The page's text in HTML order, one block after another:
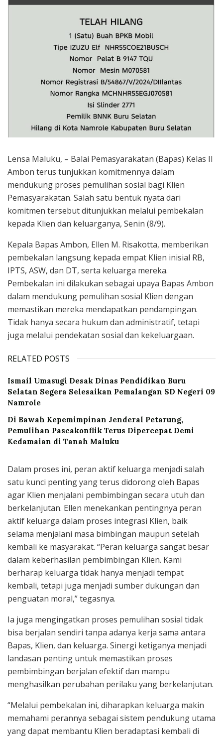
Lensa Maluku, – Balai Pemasyarakatan (Bapas) Kelas II
Ambon terus tunjukkan komitmennya dalam
mendukung proses pemulihan sosial bagi Klien
Pemasyarakatan. Salah satu bentuk nyata dari
komitmen tersebut ditunjukkan melalui pembekalan
kepada Klien dan keluarganya, Senin (8/9).
Kepala Bapas Ambon, Ellen M. Risakotta, memberikan
pembekalan langsung kepada empat Klien inisial RB,
IPTS, ASW, dan DT, serta keluarga mereka.
Pembekalan ini dilakukan sebagai upaya Bapas Ambon
dalam mendukung pemulihan sosial Klien dengan
memastikan mereka mendapatkan pendampingan.
Tidak hanya secara hukum dan administratif, tetapi
juga melalui pendekatan sosial dan kekeluargaan.
RELATED POSTS
Ismail Umasugi Desak Dinas Pendidikan Buru
Selatan Segera Selesaikan Pemalangan SD Negeri 09
Namrole
Di Bawah Kepemimpinan Jenderal Petarung,
Pemulihan Pascakonflik Terus Dipercepat Demi
Kedamaian di Tanah Maluku
Dalam proses ini, peran aktif keluarga menjadi salah
satu kunci penting yang terus didorong oleh Bapas
agar Klien menjalani pembimbingan secara utuh dan
berkelanjutan. Ellen menekankan pentingnya peran
aktif keluarga dalam proses integrasi Klien, baik
selama menjalani masa bimbingan maupun setelah
kembali ke masyarakat. “Peran keluarga sangat besar
dalam keberhasilan pembimbingan Klien. Kami
berharap keluarga tidak hanya menjadi tempat
kembali, tetapi juga menjadi sumber dukungan dan
penguatan moral,” tegasnya.
Ia juga mengingatkan proses pemulihan sosial tidak
bisa berjalan sendiri tanpa adanya kerja sama antara
Bapas, Klien, dan keluarga. Sinergi ketiganya menjadi
landasan penting untuk memastikan proses
pembimbingan berjalan efektif dan mampu
menghasilkan perubahan perilaku yang berkelanjutan.
“Melalui pembekalan ini, diharapkan keluarga makin
memahami perannya sebagai sistem pendukung utama
yang dapat membantu Klien beradaptasi kembali di